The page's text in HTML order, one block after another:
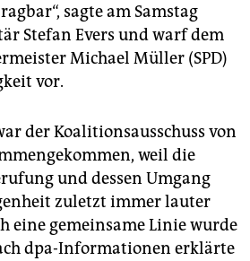
sagte am Samstag
Stefan Evers und warf dem
Michael Müller (SPD)
vor.
der Koalitionsausschuss von
weil die
und dessen Umgang
zuletzt immer lauter
eine gemeinsame Linie wurde
dpa-Informationen erklärte